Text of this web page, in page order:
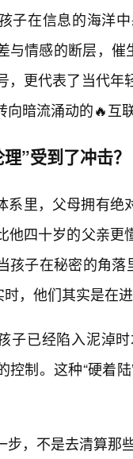
子在信息的海洋
与情感的断层，
，更代表了当代
向暗流涌动的🔥互
”受到了冲击？
系里，父母拥有绝
他四十岁的父亲
孩子在秘密的角
时，他们其实是在
子已经陷入泥淖
控制。这种“硬着
步，不是去清算那